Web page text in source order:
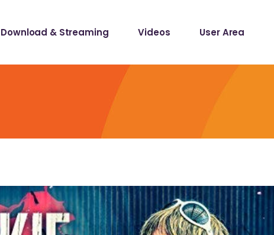
Download & Streaming
Mallotze Records
Videos User Area
Sampler